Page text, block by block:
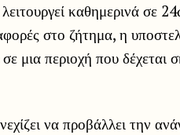
καθημερινά σε
στο ζήτημα, η
σε μια περιοχή που
να προβάλλει την